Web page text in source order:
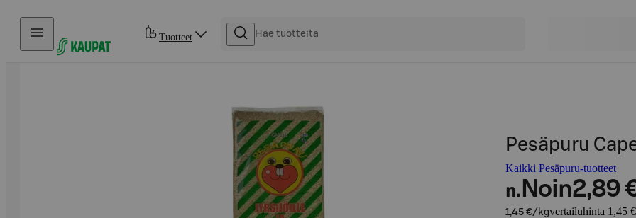
Hyppää sisältöön
Tuotteet
Pesäpuru
Kaikki Pesäpuru-tuotteet
n. Noin2,89
1,45 €/kgvertailuhinta 1,45